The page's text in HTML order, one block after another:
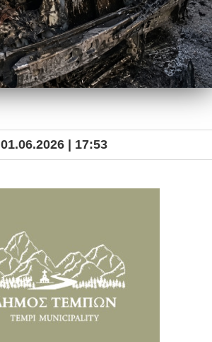
01.06.2026 | 17:53